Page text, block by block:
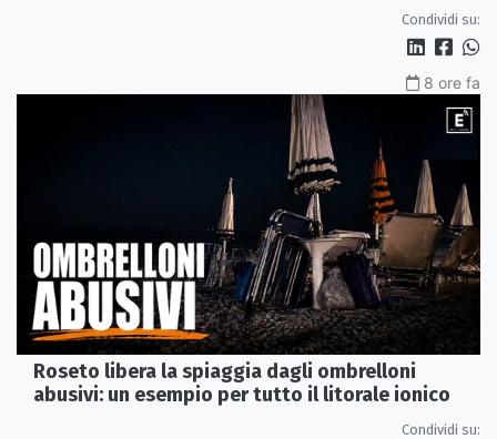
Condividi su:
8 ore fa
Roseto libera la spiaggia dagli ombrelloni
abusivi: un esempio per tutto il litorale ionico
Condividi su: